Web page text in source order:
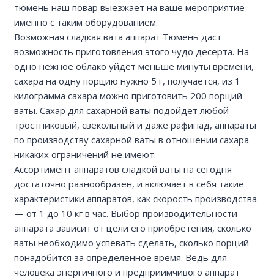
тюмень наш повар выезжает на ваше мероприятие
именно с таким оборудованием.
Возможная сладкая вата аппарат Тюмень даст
возможность приготовления этого чудо десерта. На
одно нежное облако уйдет меньше минуты времени,
сахара на одну порцию нужно 5 г, получается, из 1
килограмма сахара можно приготовить 200 порций
ваты. Сахар для сахарной ваты подойдет любой —
тростниковый, свекольный и даже рафинад, аппараты
по производству сахарной ваты в отношении сахара
никаких ограничений не имеют.
Ассортимент аппаратов сладкой ваты на сегодня
достаточно разнообразен, и включает в себя такие
характеристики аппаратов, как скорость производства
— от 1 до 10 кг в час. Выбор производительности
аппарата зависит от цели его приобретения, сколько
ваты необходимо успевать сделать, сколько порций
понадобится за определенное время. Ведь для
человека энергичного и предприимчивого аппарат